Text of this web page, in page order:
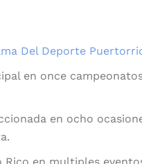
Del Deporte
en once
en ocho